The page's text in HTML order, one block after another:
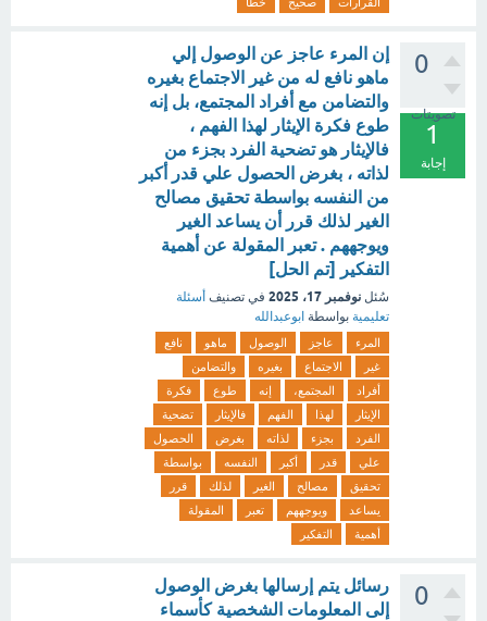
0
تصويتات
1
إجابة
إن المرء عاجز عن الوصول إلي
ماهو نافع له من غير الاجتماع بغيره
والتضامن مع أفراد المجتمع، بل إنه
طوع فكرة الإيثار لهذا الفهم ،
فالإيثار هو تضحية الفرد بجزء من
لذاته ، بغرض الحصول علي قدر أكبر
من النفسه بواسطة تحقيق مصالح
الغير لذلك قرر أن يساعد الغير
ويوجههم . تعبر المقولة عن أهمية
التفكير [تم الحل]
سُئل نوفمبر 17، 2025 في تصنيف أسئلة
تعليمية بواسطة ابوعبدالله
المرء عاجز الوصول ماهو
نافع
غير
الاجتماع بغيره
والتضامن
أفراد
المجتمع، إنه طوع
فكرة
الإيثار
لهذا الفهم فالإيثار
تضحية
الفرد
بجزء لذاته بغرض
الحصول
علي
قدر أكبر النفسه
بواسطة
تحقيق
مصالح الغير لذلك
قرر
يساعد
ويوجههم تعبر
المقولة
أهمية
التفكير
0
رسائل يتم إرسالها بغرض الوصول
إلى المعلومات الشخصية كأسماء